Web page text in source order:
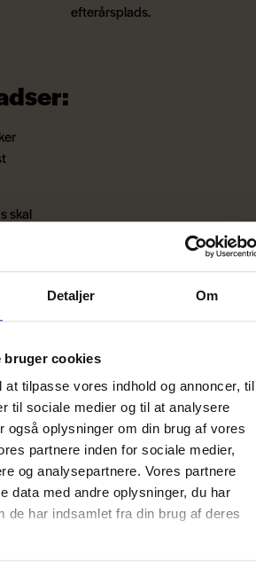
Detaljer Om
bruger cookies
tilpasse vores indhold og annoncer, til
til sociale medier og til at analysere
også oplysninger om din brug af vores
partnere inden for sociale medier,
og analysepartnere. Vores partnere
data med andre oplysninger, du har
de har indsamlet fra din brug af deres
efterårsplads.
skal
og
af
er
TILMELD OG
VIND! Modtag